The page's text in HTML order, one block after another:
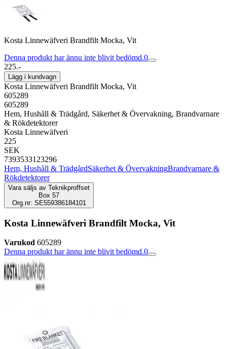
Kosta Linnewäfveri Brandfilt Mocka, Vit
Denna produkt har ännu inte blivit bedömd.0
225.-
Lägg i kundvagn
Kosta Linnewäfveri Brandfilt Mocka, Vit
605289
605289
Hem, Hushåll & Trädgård, Säkerhet & Övervakning, Brandvarnare
& Rökdetektorer
Kosta Linnewäfveri
225
SEK
7393533123296
Hem, Hushåll & TrädgårdSäkerhet & ÖvervakningBrandvarnare &
Rökdetektorer
Vara säljs av Teknikproffset
Box 57
Org.nr: SE559386184101
Kosta Linnewäfveri Brandfilt Mocka, Vit
Varukod 605289
Denna produkt har ännu inte blivit bedömd.0